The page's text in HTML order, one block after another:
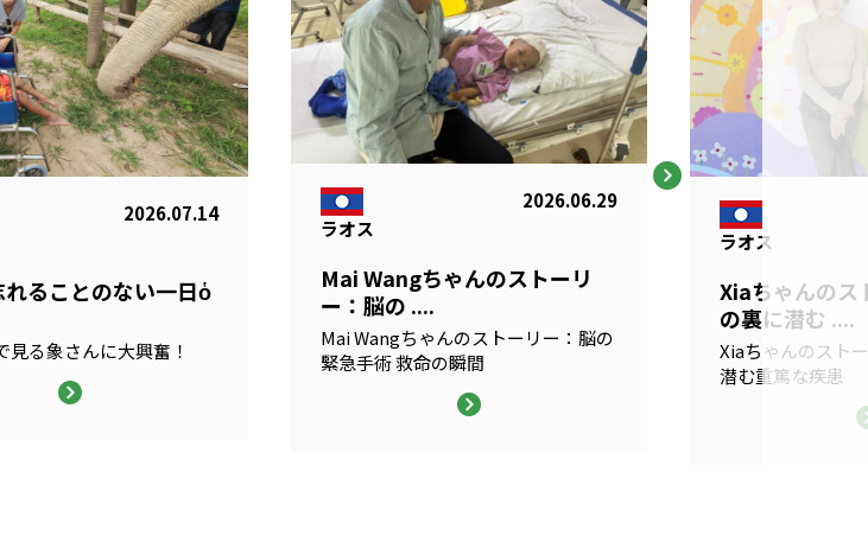
2026.07.14
ることのない一日ὁ
見る象さんに大興奮！
ラオス
2026.06.29
Mai Wangちゃんのストーリ
ー：脳の ....
Mai Wangちゃんのストーリー：脳の
緊急手術 救命の瞬間
ラオス
Xiaちゃんのス
の裏に潜む ....
Xiaちゃんのスト
潜む重篤な疾患